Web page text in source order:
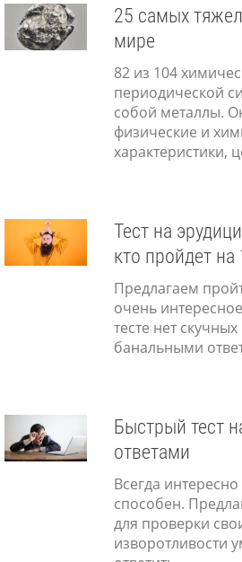
25 самых
мире
82 из 104
периодической
собой металлы.
физические и
характеристики,
Тест на
кто пройдет на
Предлагаем
очень
тесте нет
банальными
Быстрый тест
ответами
Всегда
способен.
для проверки
изворотливости